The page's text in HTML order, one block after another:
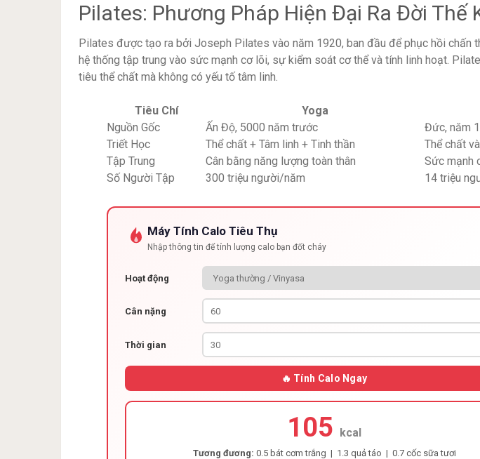
Pilates: Phương Pháp Hiện Đại Ra Đời Thế
Pilates được tạo ra bởi Joseph Pilates vào năm 1920, ban đầu để phục hồi chấn
hệ thống tập trung vào sức mạnh cơ lõi, sự kiểm soát cơ thể và tính linh hoạt.
tiêu thể chất mà không có yếu tố tâm linh.
Tiêu Chí Yoga
Nguồn Gốc
Ấn Độ, 5000 năm trước
Đức, năm
Triết Học
Thể chất + Tâm linh + Tinh thần
Thể chất
Tập Trung
Cân bằng năng lượng toàn thân
Sức mạnh
Số Người Tập
300 triệu người/năm 14 triệu
Máy Tính Calo Tiêu Thụ
Nhập thông tin để tính lượng calo bạn đốt cháy
Hoạt động
Cân nặng
Thời gian
🔥 Tính Calo Ngay
105 kcal
Tương đương: 0.5 bát cơm trắng | 1.3 quả táo | 0.7 cốc sữa tươi